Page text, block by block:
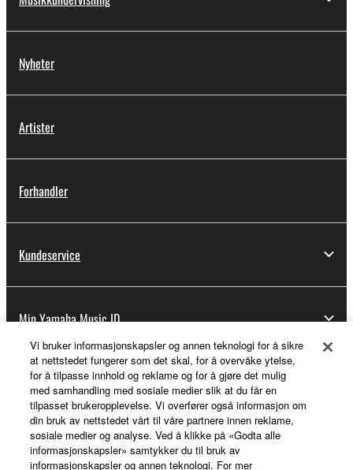
Nyheter
Artister
Forhandler
Kundeservice
Min Yamaha Music ID
Om Yamaha
Norge - Norwegian
Vi bruker informasjonskapsler og annen teknologi for å sikre
at nettstedet fungerer som det skal, for å overvåke ytelse,
for å tilpasse innhold og reklame og for å gjøre det mulig
med samhandling med sosiale medier slik at du får en
tilpasset brukeropplevelse. Vi overfører også informasjon om
din bruk av nettstedet vårt til våre partnere innen reklame,
sosiale medier og analyse. Ved å klikke på «Godta alle
informasjonskapsler» samtykker du til bruk av
informasjonskapsler og annen teknologi. For mer